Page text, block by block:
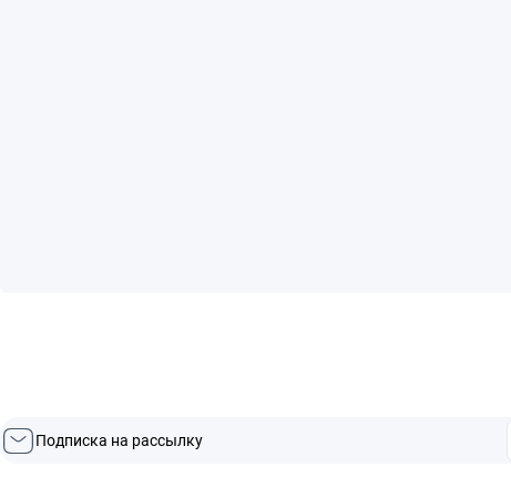
Подписка на рассылку